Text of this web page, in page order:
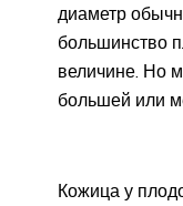
диаметр
большинство
величине. Но
большей или
Кожица у